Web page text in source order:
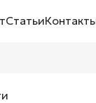
Статьи